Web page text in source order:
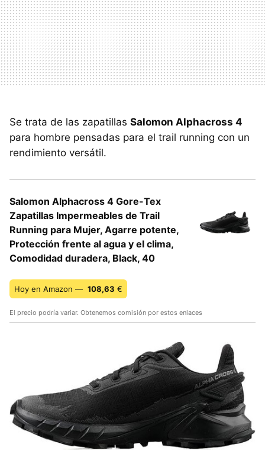
Se trata de las zapatillas Salomon Alphacross 4
para hombre pensadas para el trail running con un
rendimiento versátil.
Salomon Alphacross 4 Gore-Tex
Zapatillas Impermeables de Trail
Running para Mujer, Agarre potente,
Protección frente al agua y el clima,
Comodidad duradera, Black, 40
Hoy en Amazon — 108,63 €
El precio podría variar. Obtenemos comisión por estos enlaces